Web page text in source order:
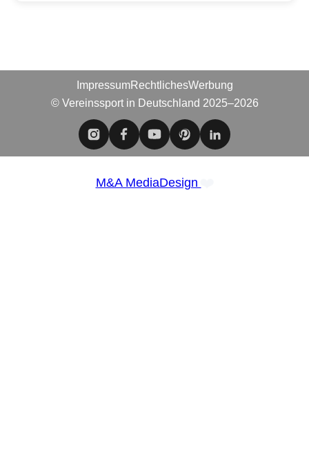
ImpressumRechtlichesWerbung
© Vereinssport in Deutschland 2025–2026
M&A MediaDesign